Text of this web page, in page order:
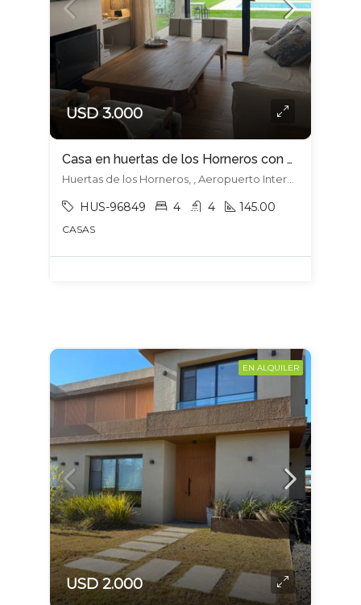
USD 3.000
Casa en huertas de los Horneros con mejoras – Oportunidad
HUS-96849 4 4 145.00
CASAS
EN ALQUILER
USD 2.000